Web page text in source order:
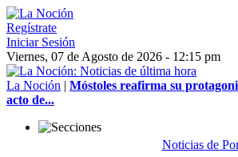
Regístrate
Iniciar Sesión
Viernes, 07 de Agosto de 2026 - 12:15 pm
La Noción | Móstoles reafirma su
acto de...
Noticias de